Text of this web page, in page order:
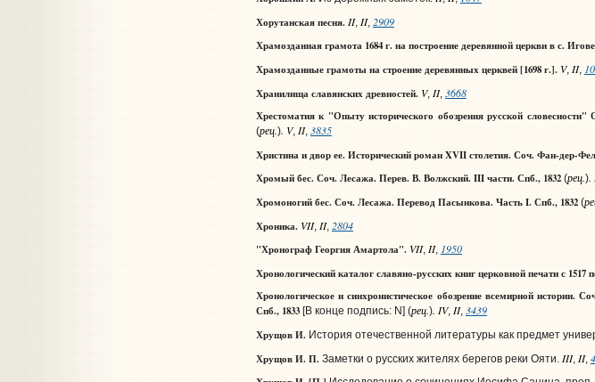
Хорутанская песня. II, II, 2909
Храмозданная грамота 1684 г. на построение деревянной церкви в с.
Храмозданные грамоты на строение деревянных церквей [1698 г.]. V, II,
Хранилища славянских древностей. V, II, 3668
Хрестоматия к "Опыту исторического обозрения русской
(рец.). V, II, 3835
Христина и двор ее. Исторический роман XVII столетия. Соч. Фан-дер-
Хромый бес. Соч. Лесажа. Перев. В. Волжский. III части. Спб., 1832(рец.).
Хромоногий бес. Соч. Лесажа. Перевод Пасынкова. Часть I. Спб., 1832(
Хроника. VII, II, 2804
"Хронограф Георгия Амартола". VII,II, 1950
Хронологический каталог славяно-русских книг церковной печати с
Хронологическое и синхронистическое обозрение всемирной
Спб., 1833[В конце подпись: N] (рец.). IV,II, 3439
Хрущов И.История отечественной литературы как предмет
Хрущов И. П. Заметки о русских жителях берегов реки Ояти. III, II,